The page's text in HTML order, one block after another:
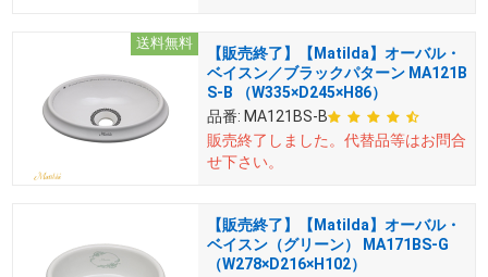
送料無料
【販売終了】【Matilda】オーバル・
ベイスン／ブラックパターン MA121B
S-B （W335×D245×H86）
品番: MA121BS-B
販売終了しました。 代替品等はお問合
せ下さい。
【販売終了】【Matilda】オーバル・
ベイスン（グリーン） MA171BS-G
（W278×D216×H102）